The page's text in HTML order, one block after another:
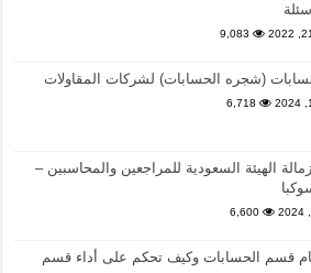
9,083
(شجره الحسابات) لشركات المقاولات
6,718
الهيئة السعودية للمراجعين والمحاسبين –
6,600
قسم الحسابات وكيف تحكم على أداء قسم